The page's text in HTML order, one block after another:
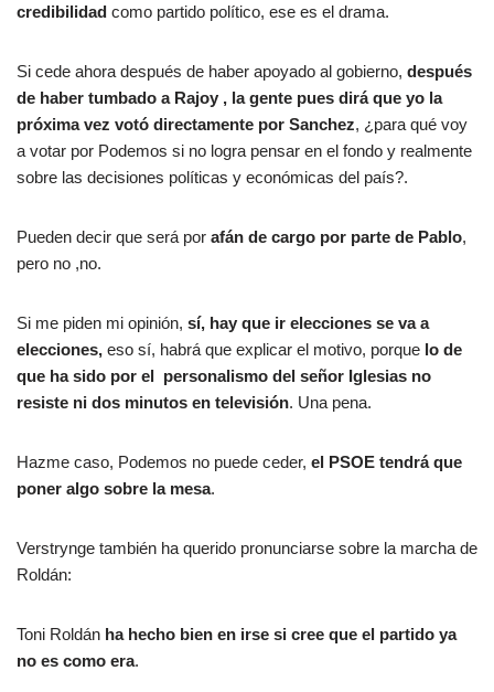
credibilidad como partido político, ese es el drama.
Si cede ahora después de haber apoyado al gobierno, después
de haber tumbado a Rajoy , la gente pues dirá que yo la
próxima vez votó directamente por Sanchez, ¿para qué voy
a votar por Podemos si no logra pensar en el fondo y realmente
sobre las decisiones políticas y económicas del país?.
Pueden decir que será por afán de cargo por parte de Pablo,
pero no ,no.
Si me piden mi opinión, sí, hay que ir elecciones se va a
elecciones, eso sí, habrá que explicar el motivo, porque lo de
que ha sido por el personalismo del señor Iglesias no
resiste ni dos minutos en televisión. Una pena.
Hazme caso, Podemos no puede ceder, el PSOE tendrá que
poner algo sobre la mesa.
Verstrynge también ha querido pronunciarse sobre la marcha de
Roldán:
Toni Roldán ha hecho bien en irse si cree que el partido ya
no es como era.